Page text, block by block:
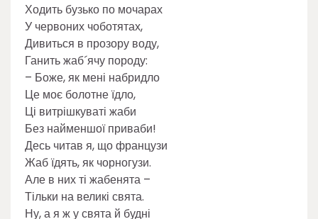
Ходить бузько по мочарах
У червоних чоботятах,
Дивиться в прозору воду,
Ганить жаб´ячу породу:
– Боже, як мені набридло
Це моє болотне їдло,
Ці витрішкуваті жаби
Без найменшої приваби!
Десь читав я, що французи
Жаб їдять, як чорногузи.
Але в них ті жабенята –
Тільки на великі свята.
Ну, а я ж у свята й будні